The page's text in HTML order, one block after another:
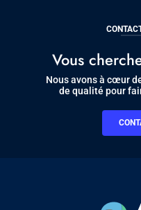
Vous
Nous avons à cœur
de qualité pour